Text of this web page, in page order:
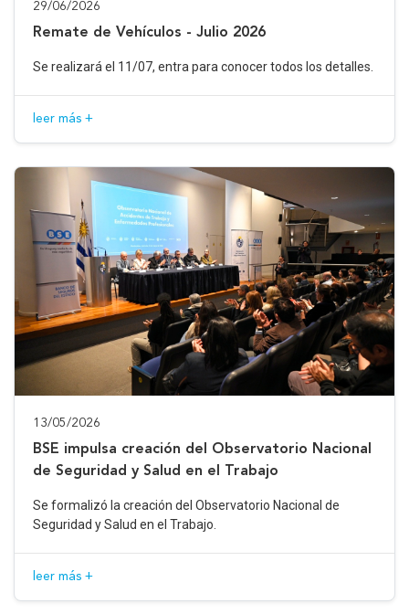
29/06/2026
Remate de Vehículos - Julio 2026
Se realizará el 11/07, entra para conocer todos los detalles.
leer más +
13/05/2026
BSE impulsa creación del Observatorio Nacional
de Seguridad y Salud en el Trabajo
Se formalizó la creación del Observatorio Nacional de
Seguridad y Salud en el Trabajo.
leer más +